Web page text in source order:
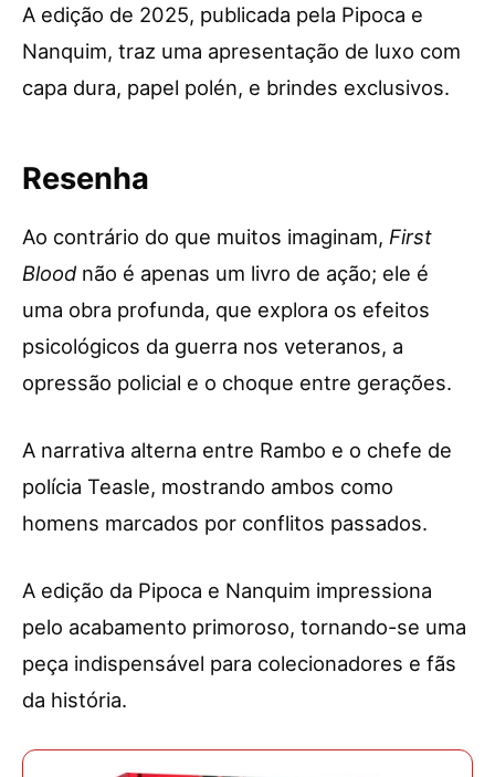
A edição de 2025, publicada pela Pipoca e
Nanquim, traz uma apresentação de luxo com
capa dura, papel polén, e brindes exclusivos.
Resenha
Ao contrário do que muitos imaginam, First
Blood não é apenas um livro de ação; ele é
uma obra profunda, que explora os efeitos
psicológicos da guerra nos veteranos, a
opressão policial e o choque entre gerações.
A narrativa alterna entre Rambo e o chefe de
polícia Teasle, mostrando ambos como
homens marcados por conflitos passados.
A edição da Pipoca e Nanquim impressiona
pelo acabamento primoroso, tornando-se uma
peça indispensável para colecionadores e fãs
da história.